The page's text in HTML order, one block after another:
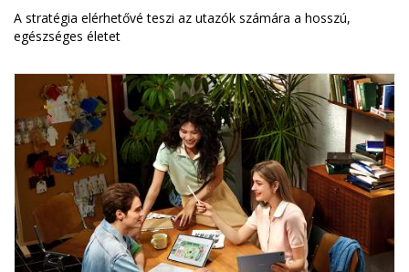
A stratégia elérhetővé teszi az utazók számára a hosszú,
egészséges életet